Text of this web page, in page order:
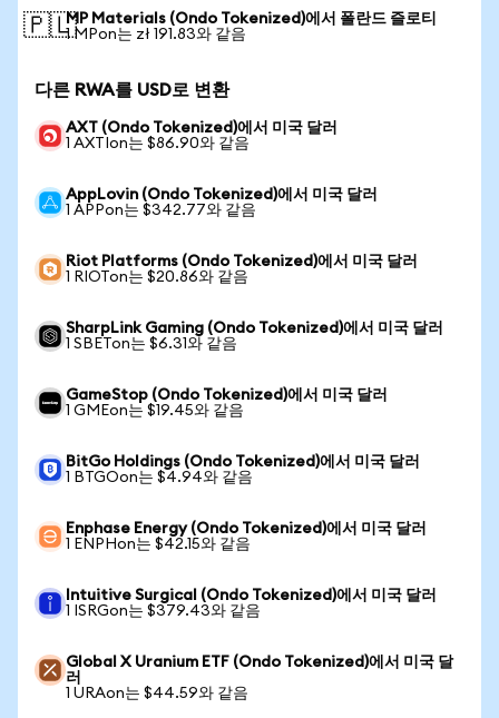
🇵🇱MP Materials (Ondo Tokenized)에서 폴란드 즐로티
1 MPon는 zł 191.83와 같음
다른 RWA를 USD로 변환
AXT (Ondo Tokenized)에서 미국 달러
1 AXTIon는 $86.90와 같음
AppLovin (Ondo Tokenized)에서 미국 달러
1 APPon는 $342.77와 같음
Riot Platforms (Ondo Tokenized)에서 미국 달러
1 RIOTon는 $20.86와 같음
SharpLink Gaming (Ondo Tokenized)에서 미국 달러
1 SBETon는 $6.31와 같음
GameStop (Ondo Tokenized)에서 미국 달러
1 GMEon는 $19.45와 같음
BitGo Holdings (Ondo Tokenized)에서 미국 달러
1 BTGOon는 $4.94와 같음
Enphase Energy (Ondo Tokenized)에서 미국 달러
1 ENPHon는 $42.15와 같음
Intuitive Surgical (Ondo Tokenized)에서 미국 달러
1 ISRGon는 $379.43와 같음
Global X Uranium ETF (Ondo Tokenized)에서 미국 달
러
1 URAon는 $44.59와 같음